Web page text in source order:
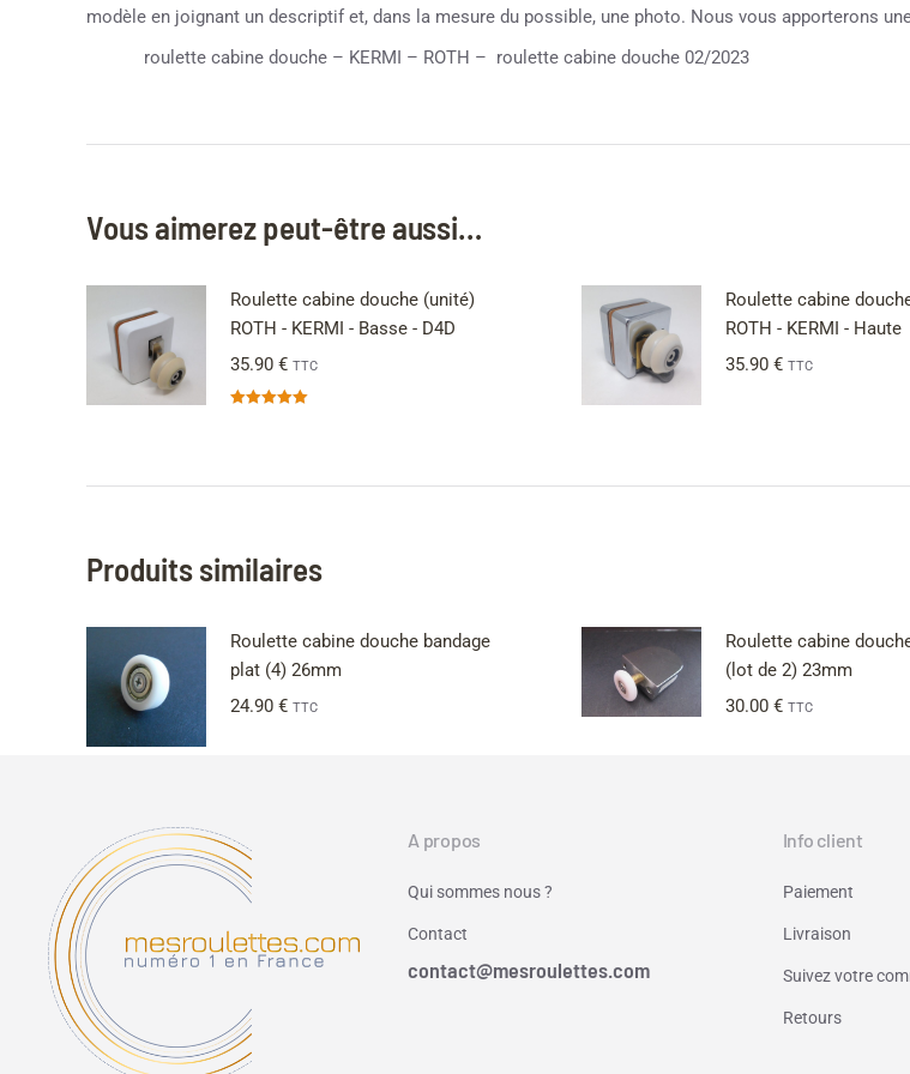
modèle en joignant un descriptif et, dans la mesure du possible, une photo. Nous vous apporterons
roulette cabine douche – KERMI – ROTH – roulette cabine douche 02/2023
Vous aimerez peut-être aussi…
Roulette cabine douche (unité)
ROTH - KERMI - Basse - D4D
35.90 € TTC
Roulette cabine
ROTH - KERMI - Haute
35.90 € TTC
Produits similaires
Roulette cabine douche bandage
plat (4) 26mm
24.90 € TTC
Roulette cabine
(lot de 2) 23mm
30.00 € TTC
A propos
Qui sommes nous ?
Contact
contact@mesroulettes.com
Info client
Paiement
Livraison
Suivez votre
Retours